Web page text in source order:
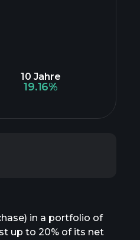
10 Jahre
19.16%
in a portfolio of
up to 20% of its net